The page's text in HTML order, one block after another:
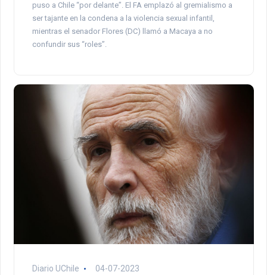
puso a Chile “por delante”. El FA emplazó al gremialismo a
ser tajante en la condena a la violencia sexual infantil,
mientras el senador Flores (DC) llamó a Macaya a no
confundir sus “roles”.
Diario UChile 04-07-2023